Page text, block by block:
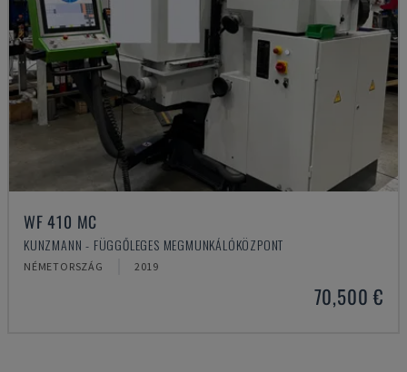
WF 410 MC
KUNZMANN - FÜGGŐLEGES MEGMUNKÁLÓKÖZPONT
NÉMETORSZÁG 2019
70,500 €